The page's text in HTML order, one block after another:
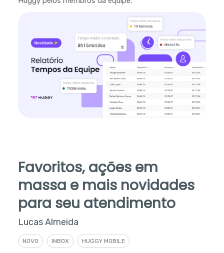
Favoritos, ações em
massa e mais novidades
para seu atendimento
Lucas Almeida
NOVO INBOX HUGGY MOBILE